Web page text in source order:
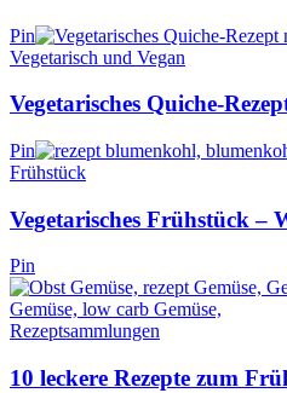
Pin
Vegetarisch und Vegan
Vegetarisches Quiche-
Pin
Frühstück
Vegetarisches Frühstück
Pin
Rezeptsammlungen
10 leckere Rezepte zum